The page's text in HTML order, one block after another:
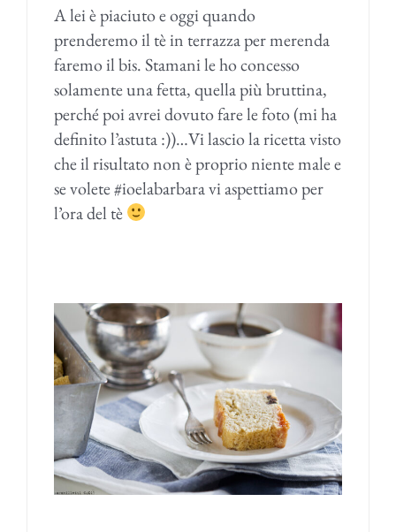
A lei è piaciuto e oggi quando
prenderemo il tè in terrazza per merenda
faremo il bis. Stamani le ho concesso
solamente una fetta, quella più bruttina,
perché poi avrei dovuto fare le foto (mi ha
definito l’astuta :))…Vi lascio la ricetta visto
che il risultato non è proprio niente male e
se volete #ioelabarbara vi aspettiamo per
l’ora del tè